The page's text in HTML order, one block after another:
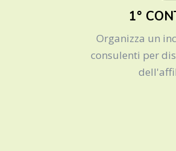
1°
Organizza un
consulenti per